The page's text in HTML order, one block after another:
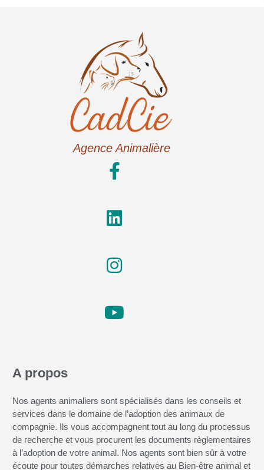
Agence Animalière
A propos
Nos agents animaliers sont spécialisés dans les conseils et
services dans le domaine de l’adoption des animaux de
compagnie. Ils vous accompagnent tout au long du processus
de recherche et vous procurent les documents règlementaires
à l’adoption de votre animal. Nos agents sont bien sûr à votre
écoute pour toutes démarches relatives au Bien-être animal et